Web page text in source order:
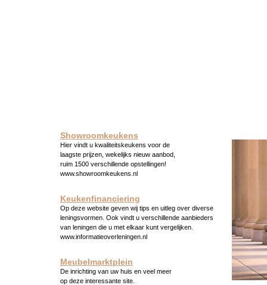
Showroomkeukens
Hier vindt u kwaliteitskeukens voor de
laagste prijzen, wekelijks nieuw aanbod,
ruim 1500 verschillende opstellingen!
www.showroomkeukens.nl
Keukenfinanciering
Op deze website geven wij tips en uitleg over diverse
leningsvormen. Ook vindt u verschillende aanbieders
van leningen die u met elkaar kunt vergelijken.
www.informatieoverleningen.nl
Meubelmarktplein
De inrichting van uw huis en veel meer
op deze interessante site.